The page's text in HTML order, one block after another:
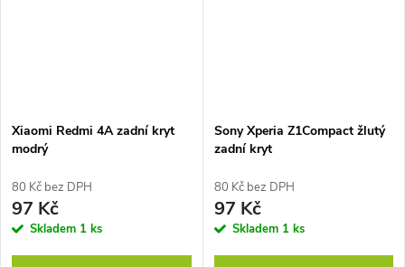
Xiaomi Redmi 4A zadní kryt
modrý
80 Kč bez DPH
97 Kč
Skladem 1 ks
Sony Xperia Z1Compact žlutý
zadní kryt
80 Kč bez DPH
97 Kč
Skladem 1 ks